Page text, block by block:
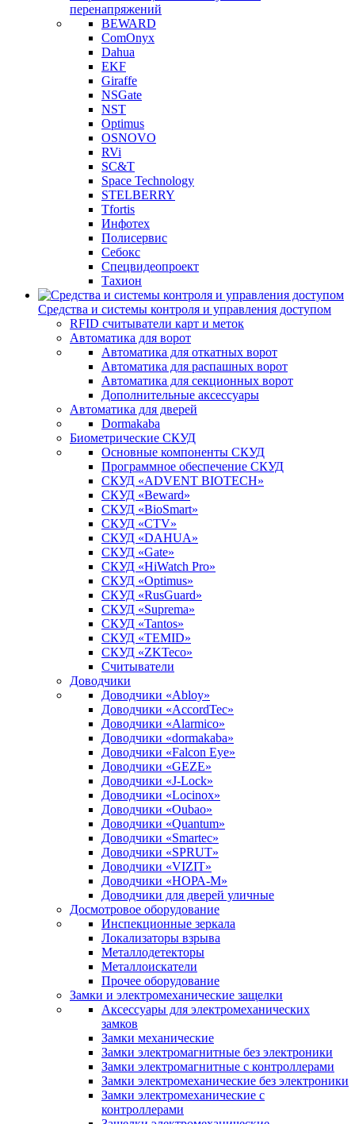
перенапряжений
BEWARD
ComOnyx
Dahua
EKF
Giraffe
NSGate
NST
Optimus
OSNOVO
RVi
SC&T
Space Technology
STELBERRY
Tfortis
Инфотех
Полисервис
Себокс
Спецвидеопроект
Тахион
Средства и системы контроля и управления доступом
RFID считыватели карт и меток
Автоматика для ворот
Автоматика для откатных ворот
Автоматика для распашных ворот
Автоматика для секционных ворот
Дополнительные аксессуары
Автоматика для дверей
Dormakaba
Биометрические СКУД
Основные компоненты СКУД
Программное обеспечение СКУД
СКУД «ADVENT BIOTECH»
СКУД «Beward»
СКУД «BioSmart»
СКУД «CTV»
СКУД «DAHUA»
СКУД «Gate»
СКУД «HiWatch Pro»
СКУД «Optimus»
СКУД «RusGuard»
СКУД «Suprema»
СКУД «Tantos»
СКУД «TEMID»
СКУД «ZKTeco»
Считыватели
Доводчики
Доводчики «Abloy»
Доводчики «AccordTec»
Доводчики «Alarmico»
Доводчики «dormakaba»
Доводчики «Falcon Eye»
Доводчики «GEZE»
Доводчики «J-Lock»
Доводчики «Locinox»
Доводчики «Oubao»
Доводчики «Quantum»
Доводчики «Smartec»
Доводчики «SPRUT»
Доводчики «VIZIT»
Доводчики «НОРА-М»
Доводчики для дверей уличные
Досмотровое оборудование
Инспекционные зеркала
Локализаторы взрыва
Металлодетекторы
Металлоискатели
Прочее оборудование
Замки и электромеханические защелки
Аксессуары для электромеханических
замков
Замки механические
Замки электромагнитные без электроники
Замки электромагнитные с контроллерами
Замки электромеханические без электроники
Замки электромеханические с
контроллерами